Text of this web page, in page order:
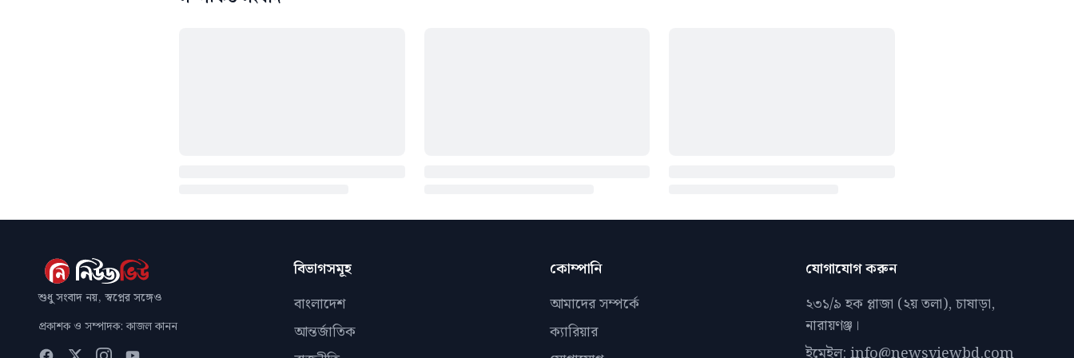
শুধু সংবাদ নয়, স্বপ্নের সঙ্গেও
প্রকাশক ও সম্পাদক: কাজল কানন
বিভাগসমূহ
বাংলাদেশ
আন্তর্জাতিক
কোম্পানি
আমাদের সম্পর্কে
ক্যারিয়ার
যোগাযোগ করুন
২৩১/৯ হক প্লাজা (২য় তলা), চাষাড়া,
নারায়ণঞ্জ।